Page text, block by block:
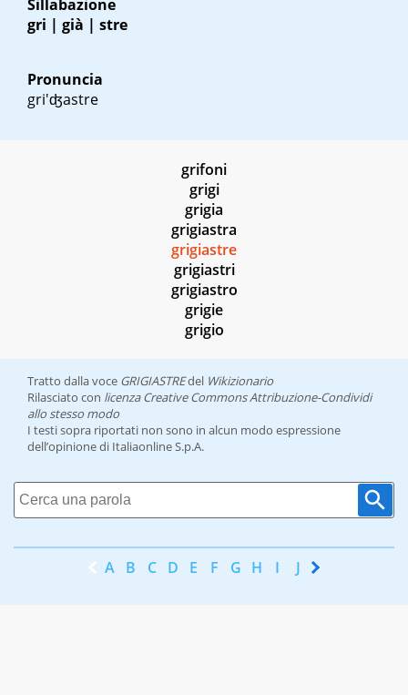
Sillabazione
gri | già | stre
Pronuncia
gri'ʤastre
grifoni
grigi
grigia
grigiastra
grigiastre
grigiastri
grigiastro
grigie
grigio
Tratto dalla voce GRIGIASTREdel Wikizionario
Rilasciato con licenza Creative Commons Attribuzione-Condividi
allo stesso modo
I testi sopra riportati non sono in alcun modo espressione
dell’opinione di Italiaonline S.p.A.
A B C D E F G H I J K